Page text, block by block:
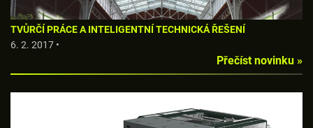
TVŮRČÍ PRÁCE A INTELIGENTNÍ TECHNICKÁ ŘEŠENÍ
6. 2. 2017 •
Přečíst novinku »